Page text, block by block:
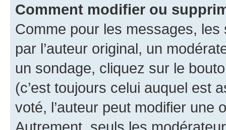
Comment modifier ou
Comme pour les messages,
par l’auteur original, un
un sondage, cliquez sur le
(c’est toujours celui auquel est
voté, l’auteur peut modifier une
Autrement, seuls les